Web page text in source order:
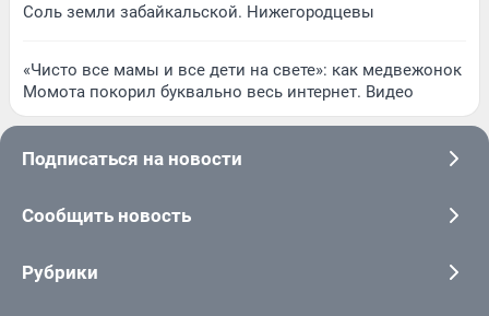
Соль земли забайкальской. Нижегородцевы
«Чисто все мамы и все дети на свете»: как медвежонок
Момота покорил буквально весь интернет. Видео
Подписаться на новости
Сообщить новость
Рубрики